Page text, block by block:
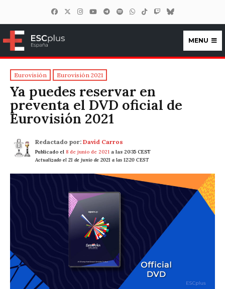
ESCplus España
MENU
Eurovisión Eurovisión 2021
Ya puedes reservar en
preventa el DVD oficial de
Eurovisión 2021
Redactado por: David Carros
Publicado el 8 de junio de 2021 a las 20:35 CEST
Actualizado el 21 de junio de 2021 a las 12:20 CEST